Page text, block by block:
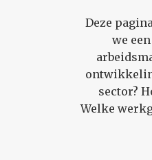
Deze
we
sector?
Welke